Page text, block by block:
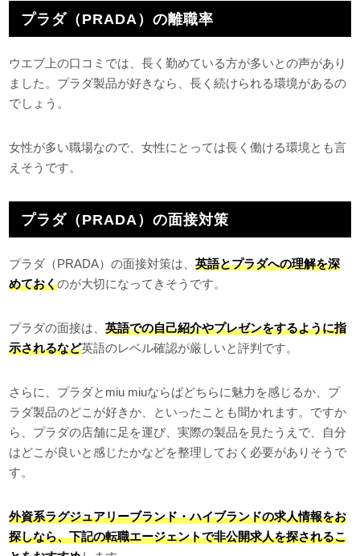
プラダ（PRADA）の離職率
ウエブ上の口コミでは、長く勤めている方が多いとの声があり
ました。プラダ製品が好きなら、長く続けられる環境があるの
でしょう。
女性が多い職場なので、女性にとっては長く働ける環境とも言
えそうです。
プラダ（PRADA）の面接対策
プラダ（PRADA）の面接対策は、英語とプラダへの理解を深
めておくのが大切になってきそうです。
プラダの面接は、英語での自己紹介やプレゼンをするように指
示されるなど英語のレベル確認が厳しいと評判です。
さらに、プラダとmiu miuならばどちらに魅力を感じるか、プ
ラダ製品のどこが好きか、といったことも聞かれます。ですか
ら、プラダの店舗に足を運び、実際の製品を見たうえで、自分
はどこが良いと感じたかなどを整理しておく必要がありそうで
す。
外資系ラグジュアリーブランド・ハイブランドの求人情報をお
探しなら、下記の転職エージェントで非公開求人を探されるこ